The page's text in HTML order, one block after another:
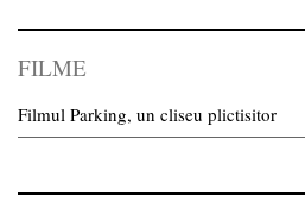
FILME
Filmul Parking, un cliseu plictisitor